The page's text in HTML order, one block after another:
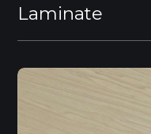
Laminate